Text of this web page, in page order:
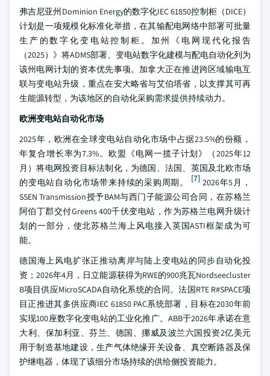
弗吉尼亚州Dominion Energy的数字化IEC 61850控制柜（DICE）
计划是一项规模化标准化举措，在其输配电网络中部署可批量
生产的数字化变电站控制柜。加州《电网现代化报告
（2025）》将ADMS部署、变电站数字化建模与配电自动化列为
该州电网计划的资本优先事项。加拿大正在推进跨区域输电互
联与变电站升级，重点在安大略省与艾伯塔省，以支撑其可再
生能源转型，为该地区的自动化采购需求提供持续动力。
欧洲变电站自动化市场
2025年，欧洲在全球变电站自动化市场中占据23.5%的份额，
年复合增长率为7.3%。欧盟《电网一揽子计划》（2025年12
月）将电网投资目标法制化，为德国、法国、英国及北欧市场
的变电站自动化市场带来持续的采购周期。
[7] 2026年5月，
SSEN Transmission授予BAM与西门子能源公司合同，在苏格兰
阿伯丁郡交付Greens 400千伏变电站，作为苏格兰电网升级计
划的一部分，使北苏格兰海上风电接入英国ASTI框架成为可
能。
德国海上风电扩张正推动离岸与陆上变电站的同步自动化投
资；2026年4月，日立能源获得为RWE的900兆瓦Nordseecluster
B项目供应MicroSCADA自动化系统的合同。法国RTE R#SPACE项
目正推进其多供应商IEC 61850 PAC系统部署，目标在2030年前
实现100座数字化变电站的工业化推广。ABB于2026年承诺在意
大利、保加利亚、芬兰、德国、挪威及波兰六国投资2亿美元
用于制造基地建设，生产气体绝缘开关设备、真空断路器及保
护继电器，体现了该细分市场持续的供给侧投资能力。